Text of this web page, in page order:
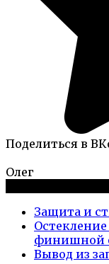
Поделиться в
Олег
Защита и
финишной
Вывод из